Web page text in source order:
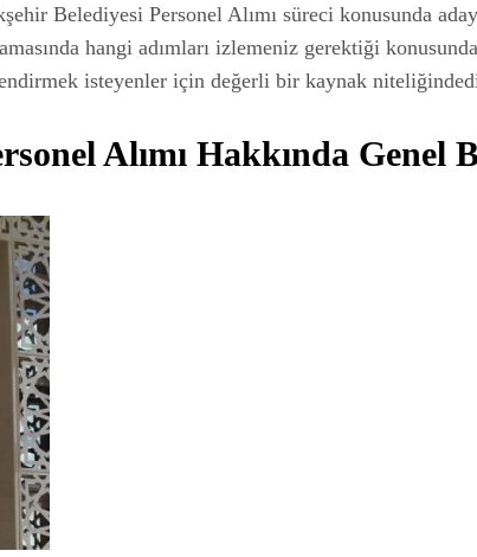
Belediyesi Personel Alımı süreci konusunda
hangi adımları izlemeniz gerektiği
isteyenler için değerli bir kaynak
Alımı Hakkında Genel